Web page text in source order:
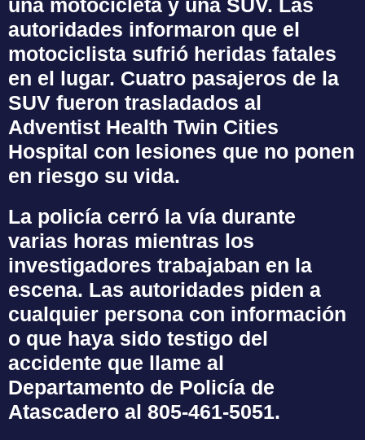
una motocicleta y una SUV. Las
autoridades informaron que el
motociclista sufrió heridas fatales
en el lugar. Cuatro pasajeros de la
SUV fueron trasladados al
Adventist Health Twin Cities
Hospital con lesiones que no ponen
en riesgo su vida.
La policía cerró la vía durante
varias horas mientras los
investigadores trabajaban en la
escena. Las autoridades piden a
cualquier persona con información
o que haya sido testigo del
accidente que llame al
Departamento de Policía de
Atascadero al 805-461-5051.